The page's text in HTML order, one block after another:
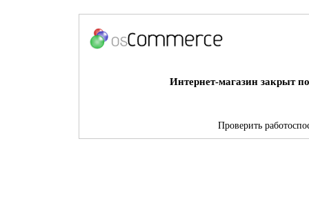
Интернет-магазин закрыт
Проверить